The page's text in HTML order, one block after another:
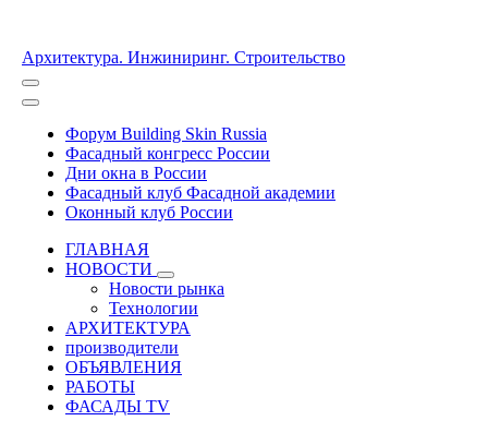
Архитектура. Инжиниринг. Строительство
Форум Building Skin Russia
Фасадный конгресс России
Дни окна в России
Фасадный клуб Фасадной академии
Оконный клуб России
ГЛАВНАЯ
НОВОСТИ
Новости рынка
Технологии
АРХИТЕКТУРА
производители
ОБЪЯВЛЕНИЯ
РАБОТЫ
ФАСАДЫ TV